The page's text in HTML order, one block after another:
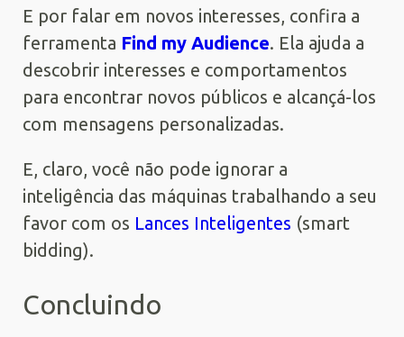
E por falar em novos interesses, confira a
ferramenta Find my Audience. Ela ajuda a
descobrir interesses e comportamentos
para encontrar novos públicos e alcançá-los
com mensagens personalizadas.
E, claro, você não pode ignorar a
inteligência das máquinas trabalhando a seu
favor com os Lances Inteligentes (smart
bidding).
Concluindo